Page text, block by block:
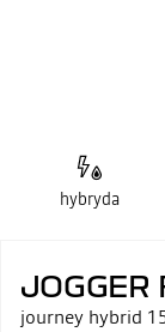
hybryda
JOGGER
journey hybrid